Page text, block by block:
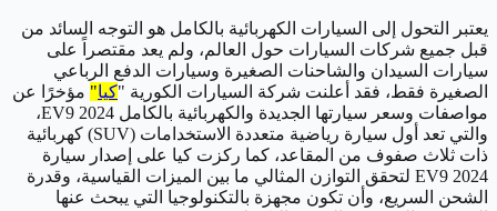
يعتبر التحول إلى السيارات الكهربائية بالكامل هو التوجه السائد من
قبل جميع شركات السيارات حول العالم، ولم يعد مقتصراً على
سيارات السيدان والشاحنات الصغيرة وسيارات الدفع الرباعي
الصغيرة فقط، فقد أعلنت شركة السيارات الكورية "كيا" مؤخرًا عن
مواصفات وسعر سيارتها الجديدة والكهربائية بالكامل EV9 2024،
والتي تعد أول سيارة رياضية متعددة الاستخدامات (SUV) كهربائية
ذات ثلاث صفوف من المقاعد، كما ركزت كيا على إصدار سيارة
EV9 2024 لتحقق التوازن المثالي ما بين الميزات القياسية، وقدرة
الشحن السريع، وأن تكون مجهزة بالتكنولوجيا التي يبحث عنها